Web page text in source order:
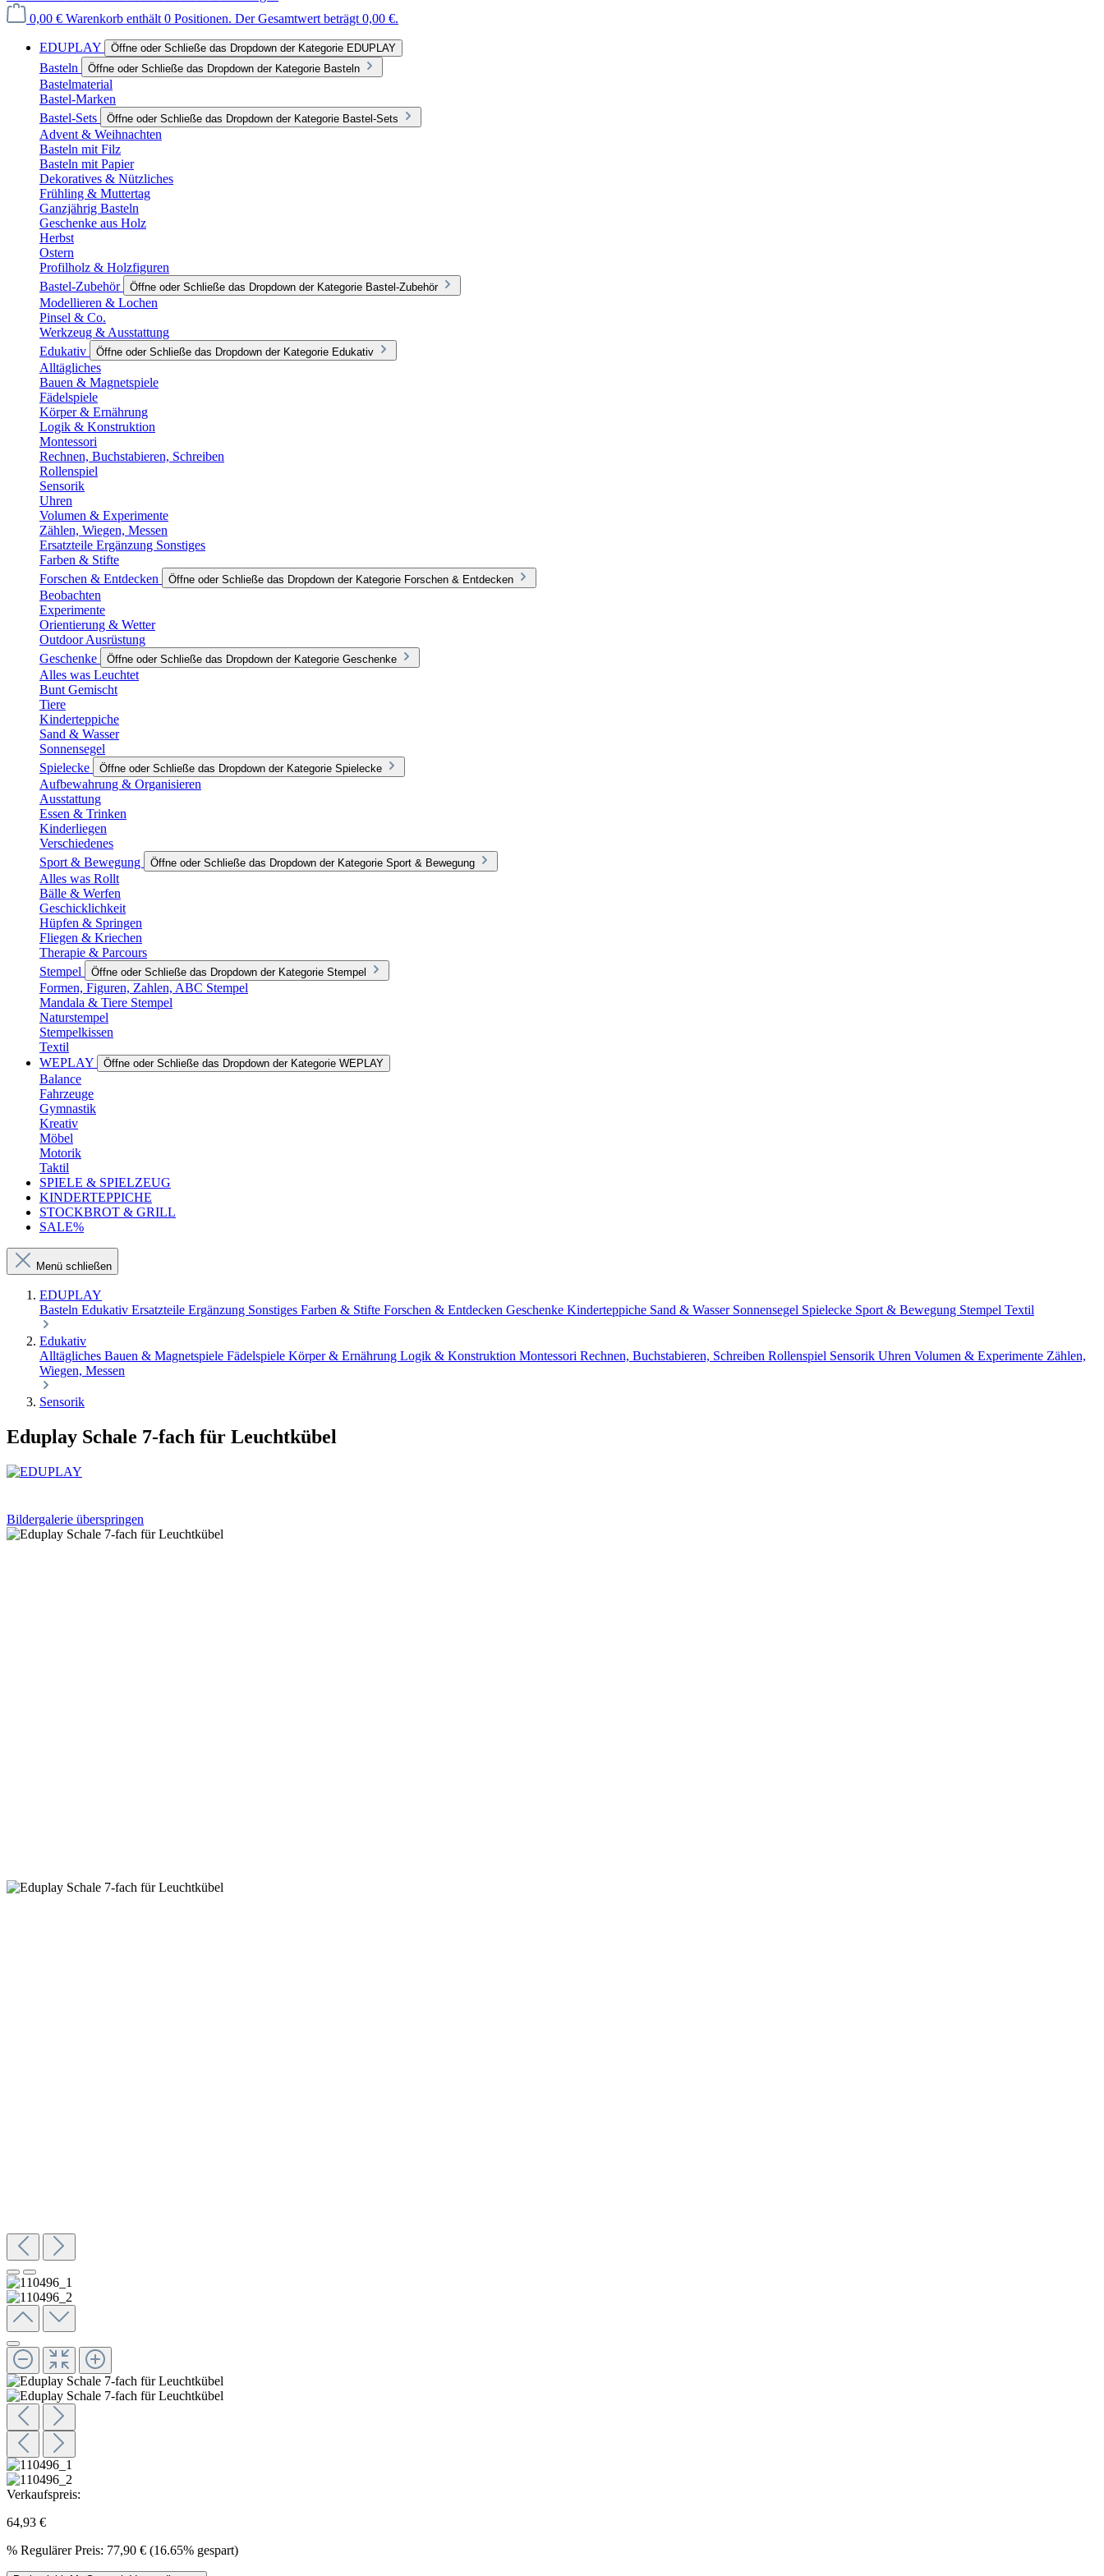
0,00 € Warenkorb enthält 0 Positionen. Der Gesamtwert beträgt 0,00 €.
EDUPLAY Öffne oder Schließe das Dropdown der Kategorie EDUPLAY
Basteln Öffne oder Schließe das Dropdown der Kategorie Basteln
Bastelmaterial
Bastel-Marken
Bastel-Sets
Öffne oder Schließe das Dropdown der Kategorie Bastel-Sets
Advent & Weihnachten
Basteln mit Filz
Basteln mit Papier
Dekoratives & Nützliches
Frühling & Muttertag
Ganzjährig Basteln
Geschenke aus Holz
Herbst
Ostern
Profilholz & Holzfiguren
Bastel-Zubehör
Öffne oder Schließe das Dropdown der Kategorie Bastel-Zubehör
Modellieren & Lochen
Pinsel & Co.
Werkzeug & Ausstattung
Edukativ
Öffne oder Schließe das Dropdown der Kategorie Edukativ
Alltägliches
Bauen & Magnetspiele
Fädelspiele
Körper & Ernährung
Logik & Konstruktion
Montessori
Rechnen, Buchstabieren, Schreiben
Rollenspiel
Sensorik
Uhren
Volumen & Experimente
Zählen, Wiegen, Messen
Ersatzteile Ergänzung Sonstiges
Farben & Stifte
Forschen & Entdecken
Öffne oder Schließe das Dropdown der Kategorie Forschen & Entdecken
Beobachten
Experimente
Orientierung & Wetter
Outdoor Ausrüstung
Geschenke
Öffne oder Schließe das Dropdown der Kategorie Geschenke
Alles was Leuchtet
Bunt Gemischt
Tiere
Kinderteppiche
Sand & Wasser
Sonnensegel
Spielecke
Öffne oder Schließe das Dropdown der Kategorie Spielecke
Aufbewahrung & Organisieren
Ausstattung
Essen & Trinken
Kinderliegen
Verschiedenes
Sport & Bewegung
Öffne oder Schließe das Dropdown der Kategorie Sport & Bewegung
Alles was Rollt
Bälle & Werfen
Geschicklichkeit
Hüpfen & Springen
Fliegen & Kriechen
Therapie & Parcours
Stempel
Öffne oder Schließe das Dropdown der Kategorie Stempel
Formen, Figuren, Zahlen, ABC Stempel
Mandala & Tiere Stempel
Naturstempel
Stempelkissen
Textil
WEPLAY
Öffne oder Schließe das Dropdown der Kategorie WEPLAY
Balance
Fahrzeuge
Gymnastik
Kreativ
Möbel
Motorik
Taktil
SPIELE & SPIELZEUG
KINDERTEPPICHE
STOCKBROT & GRILL
SALE%
Menü schließen
EDUPLAY
Basteln Edukativ Ersatzteile Ergänzung Sonstiges Farben & Stifte Forschen & Entdecken Geschenke Kinderteppiche Sand & Wasser Sonnensegel Spielecke Sport & Bewegung Stempel Textil
Edukativ
Alltägliches Bauen & Magnetspiele Fädelspiele Körper & Ernährung Logik & Konstruktion Montessori Rechnen, Buchstabieren, Schreiben Rollenspiel Sensorik Uhren Volumen & Experimente Zählen,
Wiegen, Messen
Sensorik
Eduplay Schale 7-fach für Leuchtkübel
Bildergalerie überspringen
Verkaufspreis:
64,93 €
% Regulärer Preis: 77,90 € (16.65% gespart)